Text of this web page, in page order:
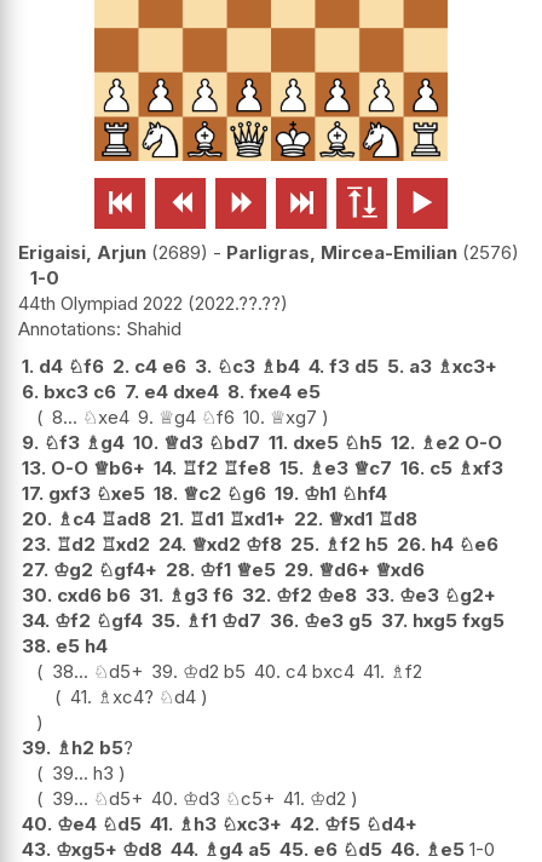
     
Erigaisi, Arjun 2689 - Parligras, Mircea-Emilian 2576
1-0
44th Olympiad 2022 2022.??.??
Shahid
1. d4 ♘f6 2. c4 e6 3. ♘c3 ♗ b4 4. f3 d5 5. a3 ♗xc3+
6. bxc3 c6 7. e4 dxe4 8. fxe4 e5
8... ♘xe4 9. ♕g4 ♘f6 10. ♕xg7
9. ♘f3 ♗ g4 10. ♕d3 ♘bd7 11. dxe5 ♘h5 12. ♗ e2 O-O
13. O-O ♕b6+ 14. ♖f2 ♖fe8 15. ♗ e3 ♕c7 16. c5 ♗xf3
17. gxf3 ♘xe5 18. ♕c2 ♘g6 19. ♔h1 ♘hf4
20. ♗ c4 ♖ad8 21. ♖d1 ♖xd1+ 22. ♕xd1 ♖d8
23. ♖d2 ♖xd2 24. ♕xd2 ♔f8 25. ♗f2 h5 26. h4 ♘e6
27. ♔g2 ♘gf4+ 28. ♔f1 ♕e5 29. ♕d6+ ♕xd6
30. cxd6 b6 31. ♗ g3 f6 32. ♔f2 ♔e8 33. ♔e3 ♘g2+
34. ♔f2 ♘gf4 35. ♗f1 ♔d7 36. ♔e3 g5 37. hxg5 fxg5
38. e5 h4
38... ♘d5+ 39. ♔d2 b5 40. c4 bxc4 41. ♗f2
41. ♗ xc4? ♘d4
39. ♗ h2 b5?
39... h3
39... ♘d5+ 40. ♔d3 ♘c5+ 41. ♔d2
40. ♔e4 ♘d5 41. ♗ h3 ♘xc3+ 42. ♔f5 ♘d4+
43. ♔xg5+ ♔d8 44. ♗ g4 a5 45. e6 ♘d5 46. ♗ e5 1-0